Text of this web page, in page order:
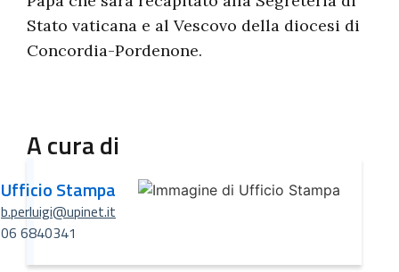
Stato vaticana e al Vescovo della diocesi di
Concordia-Pordenone.
A cura di
Ufficio Stampa
b.perluigi@upinet.it
06 6840341